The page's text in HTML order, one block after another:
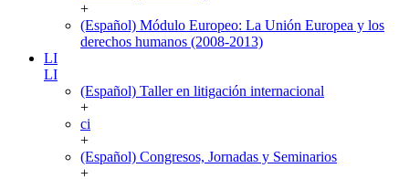
+
(Español) Módulo Europeo: La Unión Europea y los
derechos humanos (2008-2013)
LI
LI
(Español) Taller en litigación internacional
+
ci
+
(Español) Congresos, Jornadas y Seminarios
+